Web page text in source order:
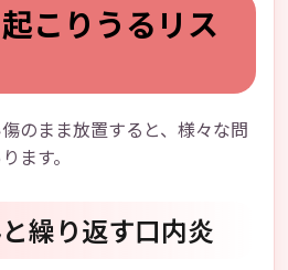
こりうるリス
のまま放置すると、様々な問
ます。
繰り返す口内炎